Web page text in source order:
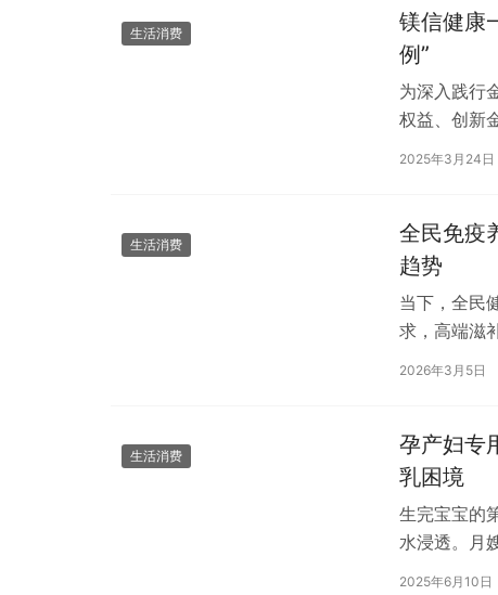
生活消费
镁信健康
例”
为深入践行
权益、创新
国金融传媒
2025年3月24日
生活消费
全民免疫
趋势
当下，全民
求，高端滋
数据显示
2026年3月5日
生活消费
孕产妇专
乳困境
生完宝宝的
水浸透。月
2025年6月10日